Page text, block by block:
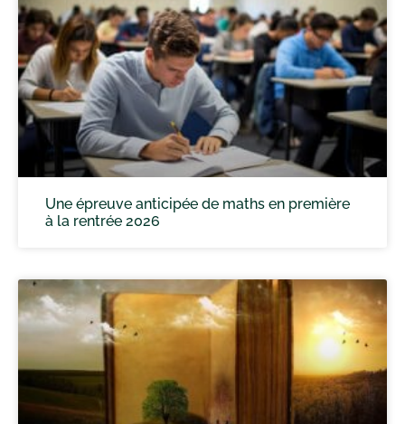
Une épreuve anticipée de maths en première
à la rentrée 2026